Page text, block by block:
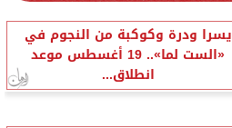
يسرا ودرة وكوكبة من النجوم في
«الست لما».. 19 أغسطس موعد
انطلاق...